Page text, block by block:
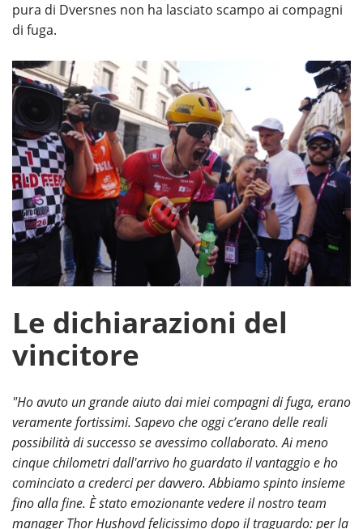
pura di Dversnes non ha lasciato scampo ai compagni
di fuga.
Le dichiarazioni del
vincitore
"Ho avuto un grande aiuto dai miei compagni di fuga, erano
veramente fortissimi. Sapevo che oggi c’erano delle reali
possibilità di successo se avessimo collaborato. Ai meno
cinque chilometri dall'arrivo ho guardato il vantaggio e ho
cominciato a crederci per davvero. Abbiamo spinto insieme
fino alla fine. È stato emozionante vedere il nostro team
manager Thor Hushovd felicissimo dopo il traguardo: per la